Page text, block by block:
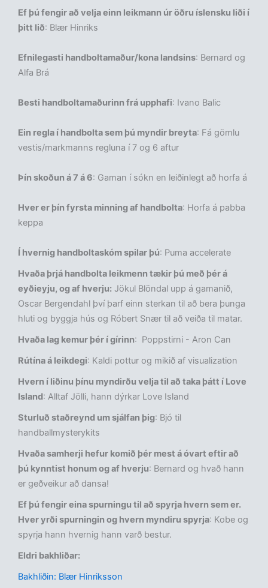
Ef þú fengir að velja einn leikmann úr öðru íslensku liði í
þitt lið: Blær Hinriks
Efnilegasti handboltamaður/kona landsins: Bernard og
Alfa Brá
Besti handboltamaðurinn frá upphafi: Ivano Balic
Ein regla í handbolta sem þú myndir breyta: Fá gömlu
vestis/markmanns regluna í 7 og 6 aftur
Þín skoðun á 7 á 6: Gaman í sókn en leiðinlegt að horfa á
Hver er þín fyrsta minning af handbolta: Horfa á pabba
keppa
Í hvernig handboltaskóm spilar þú: Puma accelerate
Hvaða þrjá handbolta leikmenn tækir þú með þér á
eyðieyju, og af hverju: Jökul Blöndal upp á gamanið,
Oscar Bergendahl því þarf einn sterkan til að bera þunga
hluti og byggja hús og Róbert Snær til að veiða til matar.
Hvaða lag kemur þér í gírinn: Poppstirni - Aron Can
Rútína á leikdegi: Kaldi pottur og mikið af visualization
Hvern í liðinu þínu myndirðu velja til að taka þátt í Love
Island: Alltaf Jölli, hann dýrkar Love Island
Sturluð staðreynd um sjálfan þig: Bjó til
handballmysterykits
Hvaða samherji hefur komið þér mest á óvart eftir að
þú kynntist honum og af hverju: Bernard og hvað hann
er geðveikur að dansa!
Ef þú fengir eina spurningu til að spyrja hvern sem er.
Hver yrði spurningin og hvern myndiru spyrja: Kobe og
spyrja hann hvernig hann varð bestur.
Eldri bakhliðar:
Bakhliðin: Blær Hinriksson